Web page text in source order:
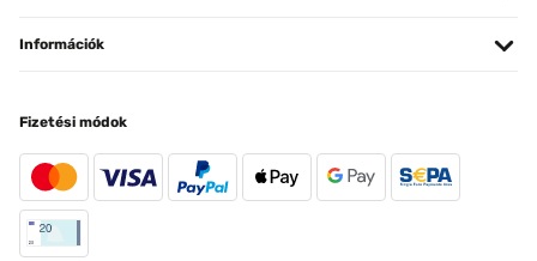
Információk
Fizetési módok